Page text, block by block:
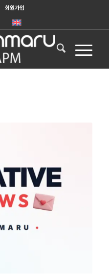
회원가입